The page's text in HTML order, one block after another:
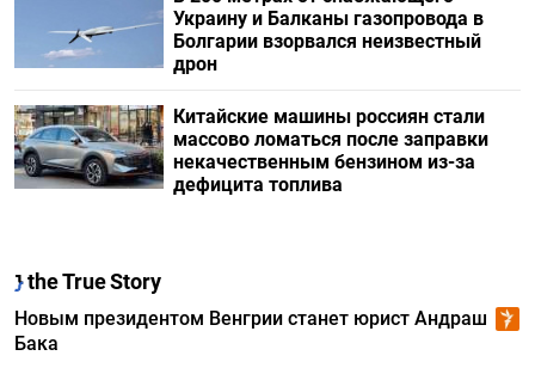
Украину и Балканы газопровода в
Болгарии взорвался неизвестный
дрон
Китайские машины россиян стали
массово ломаться после заправки
некачественным бензином из-за
дефицита топлива